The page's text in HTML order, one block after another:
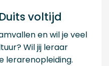
voltijd
en wil je veel
Wil jij leraar
lerarenopleiding.